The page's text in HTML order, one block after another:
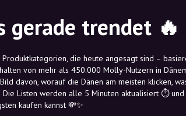
gerade trendet 🔥
die heute angesagt sind –
von mehr als 450.000 Molly-Nutzern in
davon, worauf die Dänen am meisten klicken,
Die Listen werden alle 5 Minuten aktualisiert ⏱️
kaufen kannst 💸✨